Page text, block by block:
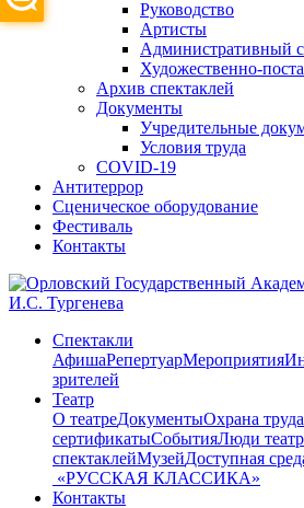
Руководство
Артисты
Административный
Художественно-
Архив спектаклей
Документы
Учредительные
Условия труда
COVID-19
Антитеррор
Сценическое оборудование
Фестиваль
Контакты
Спектакли
АфишаРепертуарМероприятия
зрителей
Театр
О театреДокументыОхрана труда
сертификатыСобытияЛюди
спектаклейМузейДоступная
​ «РУССКАЯ КЛАССИКА»
Контакты